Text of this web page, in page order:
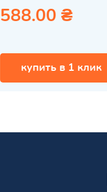
588.00 ₴
купить в 1 клик